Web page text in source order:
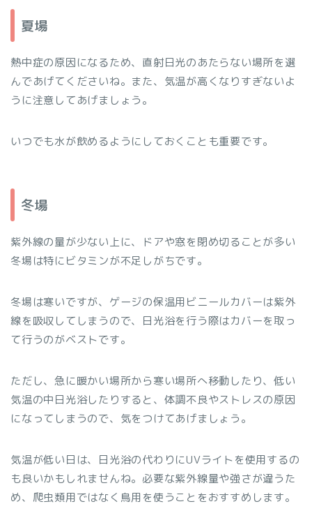
夏場
熱中症の原因になるため、直射日光のあたらない場所を選
んであげてくださいね。また、気温が高くなりすぎないよ
うに注意してあげましょう。
いつでも水が飲めるようにしておくことも重要です。
冬場
紫外線の量が少ない上に、ドアや窓を閉め切ることが多い
冬場は特にビタミンが不足しがちです。
冬場は寒いですが、ゲージの保温用ビニールカバーは紫外
線を吸収してしまうので、日光浴を行う際はカバーを取っ
て行うのがベストです。
ただし、急に暖かい場所から寒い場所へ移動したり、低い
気温の中日光浴したりすると、体調不良やストレスの原因
になってしまうので、気をつけてあげましょう。
気温が低い日は、日光浴の代わりにUVライトを使用するの
も良いかもしれませんね。必要な紫外線量や強さが違うた
め、爬虫類用ではなく鳥用を使うことをおすすめします。